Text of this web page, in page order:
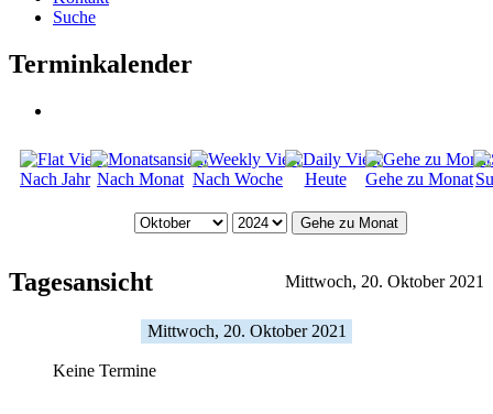
Suche
Terminkalender
Nach Jahr Nach Monat Nach Woche Heute Gehe zu Monat
Gehe zu Monat
Tagesansicht Mittwoch, 20. Oktober 2021
Mittwoch, 20. Oktober 2021
Keine Termine